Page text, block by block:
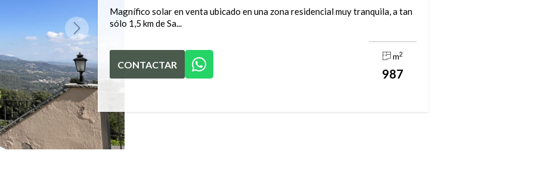
Magnífico solar en venta ubicado en una zona residencial muy tranquila, a tan
sólo 1,5 km de Sa...
CONTACTAR
m2
987